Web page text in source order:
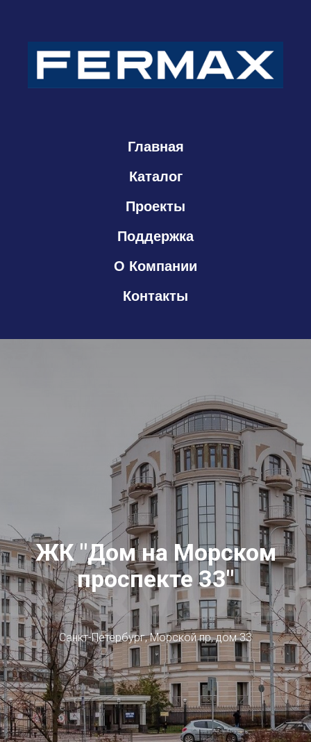
Главная
Каталог
Проекты
Поддержка
О Компании
Контакты
ЖК "Дом на Морском
проспекте 33"
Санкт-Петербург, Морской пр, дом 33